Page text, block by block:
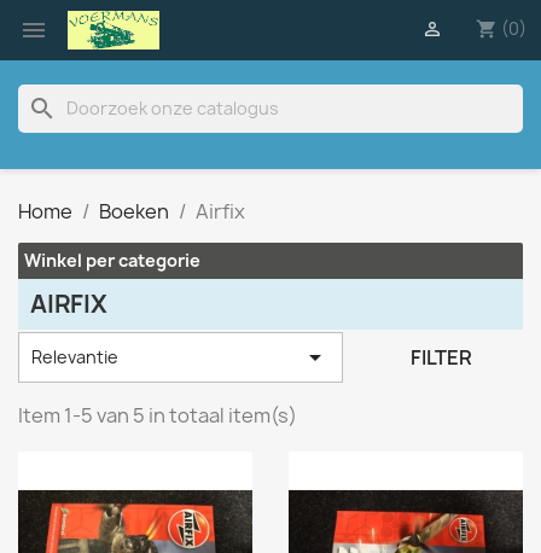
 shopping_cart (0)

search
Home Boeken Airfix
Winkel per categorie
AIRFIX
Relevantie  FILTER
Item 1-5 van 5 in totaal item(s)